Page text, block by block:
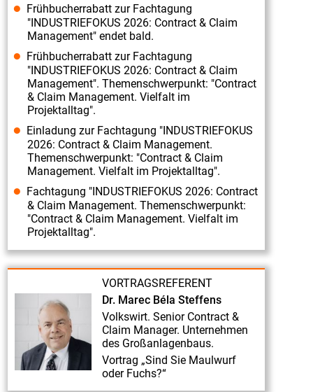
VORTRAGSREFERENT
Dr. Marec Béla Steffens
Volkswirt. Senior Contract &
Claim Manager. Unternehmen
des Großanlagenbaus.
Vortrag „Sind Sie Maulwurf
oder Fuchs?“
Frühbucherrabatt zur Fachtagung
"INDUSTRIEFOKUS 2026: Contract & Claim
Management" endet bald.
Frühbucherrabatt zur Fachtagung
"INDUSTRIEFOKUS 2026: Contract & Claim
Management". Themenschwerpunkt: "Contract
& Claim Management. Vielfalt im
Projektalltag".
Einladung zur Fachtagung "INDUSTRIEFOKUS
2026: Contract & Claim Management.
Themenschwerpunkt: "Contract & Claim
Management. Vielfalt im Projektalltag".
Fachtagung "INDUSTRIEFOKUS 2026: Contract
& Claim Management. Themenschwerpunkt:
"Contract & Claim Management. Vielfalt im
Projektalltag".
Vorstellung
Fachreferent
Herr
Jürgen
Scheidt
Fachtagung
„Industriefokus
2019:
Contract
&
Claim
Management“
02./
03.07.2019".
Vorstellung
Fachreferent
Herr
Dr.
Everhard